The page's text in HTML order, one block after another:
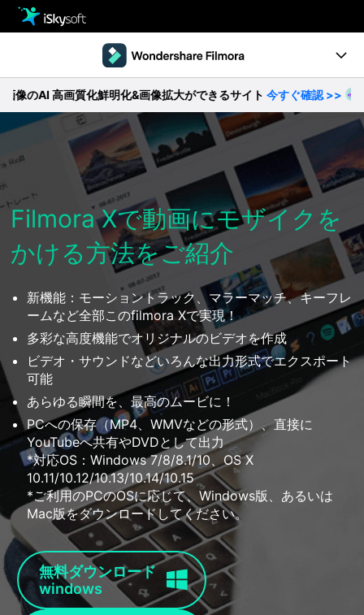
Utility
製品活用事例
ストア
ダウンロード
サポート
製品ページ
Filmstock
操作ガイド
動作環境
動画編集の基本とコツ
無料ダウンロード 今すぐ購入
画質化鮮明化&画像拡大ができるサイト今すぐ確認 >> 【無
Filmora Xで動画にモザイクを
かける方法をご紹介
新機能：モーショントラック、マラーマッチ、キーフレ
ームなど全部このfilmora Xで実現！
多彩な高度機能でオリジナルのビデオを作成
ビデオ・サウンドなどいろんな出力形式でエクスポート
可能
あらゆる瞬間を、最高のムービに！
PCへの保存（MP4、WMVなどの形式）、直接に
YouTubeへ共有やDVDとして出力
*対応OS：Windows 7/8/8.1/10、OS X
10.11/10.12/10.13/10.14/10.15
*ご利用のPCのOSに応じて、Windows版、あるいは
Mac版をダウンロードしてください。
無料ダウンロード
windows